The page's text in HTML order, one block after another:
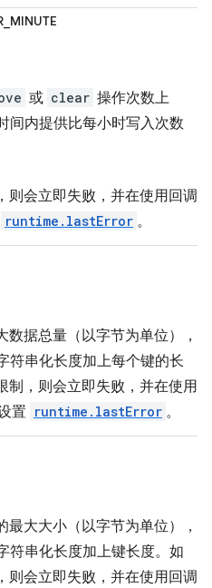
或 clear 操作次数上
间内提供比每小时写入次数
则会立即失败，并在使用回调
runtime.lastError 。
据总量（以字节为单位），
符串化长度加上每个键的长
制，则会立即失败，并在使用
置 runtime.lastError 。
大大小（以字节为单位），
符串化长度加上键长度。如
则会立即失败，并在使用回调